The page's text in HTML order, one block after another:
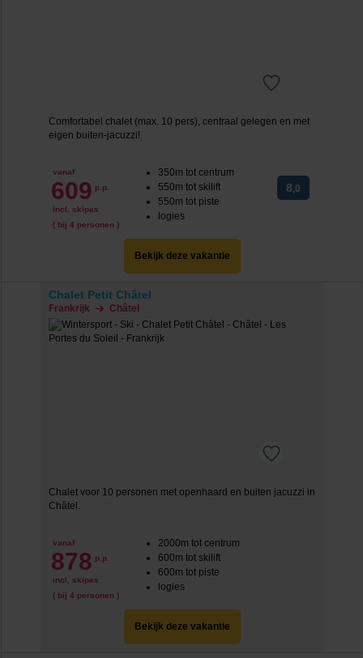
Comfortabel chalet (max. 10 pers), centraal gelegen en met
eigen buiten-jacuzzi!
vanaf
609 p.p.
incl. skipas
( bij 4 personen )
350m tot centrum
550m tot skilift
550m tot piste
logies
8,0
Bekijk deze vakantie
Chalet Petit Châtel
Frankrijk Châtel
Chalet voor 10 personen met openhaard en buiten jacuzzi in
Châtel.
vanaf
878 p.p.
incl. skipas
( bij 4 personen )
2000m tot centrum
600m tot skilift
600m tot piste
logies
Bekijk deze vakantie